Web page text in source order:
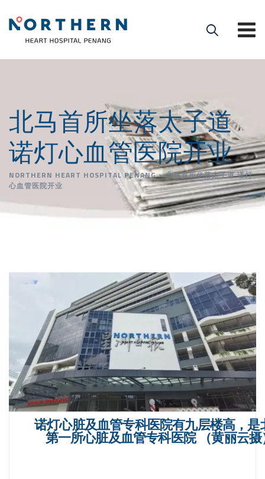
北马首所坐落太子道
诺灯心血管医院开业
NORTHERN HEART HOSPITAL PENANG>北马首所坐落太子道 诺灯
心血管医院开业
诺灯心脏及血管专科医院有九层楼高，是
第一所心脏及血管专科医院 （黄丽云摄